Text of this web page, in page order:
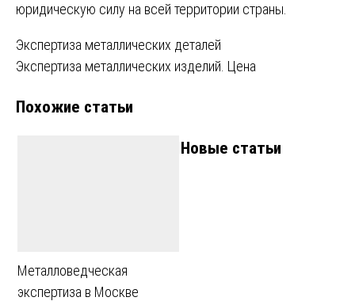
юридическую силу на всей территории страны.
Навигация
записям
Экспертиза металлических деталей
Экспертиза металлических изделий. Цена
Похожие статьи
Металловедческая
экспертиза в Москве
Новые статьи